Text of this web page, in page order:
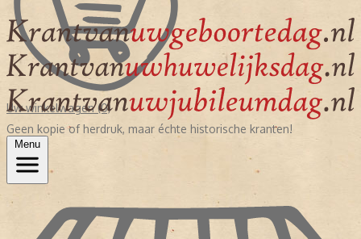
Uw winkelwagen (0)
Geen kopie of herdruk, maar échte historische kranten!
Menu